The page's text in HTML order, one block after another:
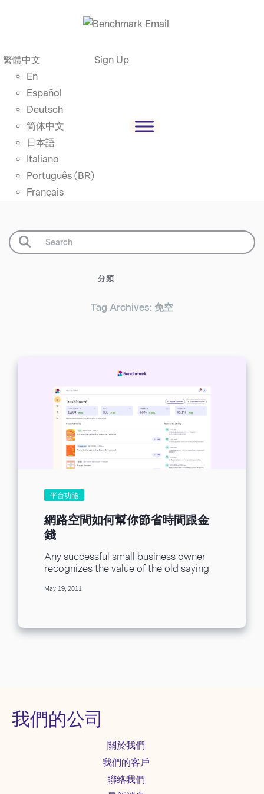
繁體中文
En
Español
Deutsch
简体中文
日本語
Italiano
Português (BR)
Français
Sign Up
分類
Tag Archives: 免空
平台功能
網路空間如何幫你節省時間跟金
錢
Any successful small business owner
recognizes the value of the old saying
technology allowing...
May 19, 2011
我們的公司
關於我們
我們的客戶
聯絡我們